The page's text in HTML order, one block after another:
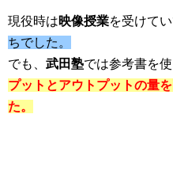
現役時は映像授業を受けてい
ちでした。
でも、 武田塾では参考書を
プットとアウトプットの量
た。